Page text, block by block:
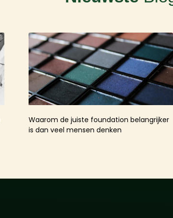
Waarom de juiste foundation belangrijker
is dan veel mensen denken